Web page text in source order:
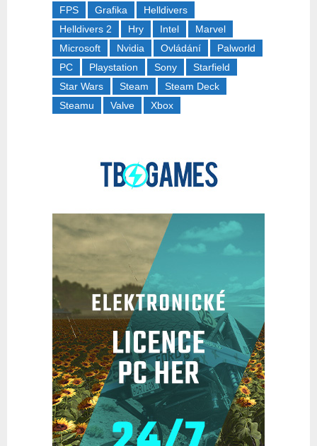
FPS
Grafika
Helldivers
Helldivers 2
Hry Intel
Marvel
Microsoft
Nvidia Ovládání
Palworld
PC
Playstation Sony
Starfield
Star Wars
Steam
Steam Deck
Steamu
Valve Xbox